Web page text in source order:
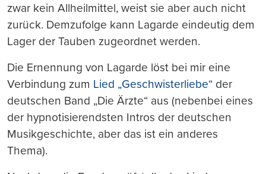
zwar kein Allheilmittel, weist sie aber auch nicht
zurück. Demzufolge kann Lagarde eindeutig dem
Lager der Tauben zugeordnet werden.
Die Ernennung von Lagarde löst bei mir eine
Verbindung zum Lied „Geschwisterliebe“ der
deutschen Band „Die Ärzte“ aus (nebenbei eines
der hypnotisierendsten Intros der deutschen
Musikgeschichte, aber das ist ein anderes
Thema).